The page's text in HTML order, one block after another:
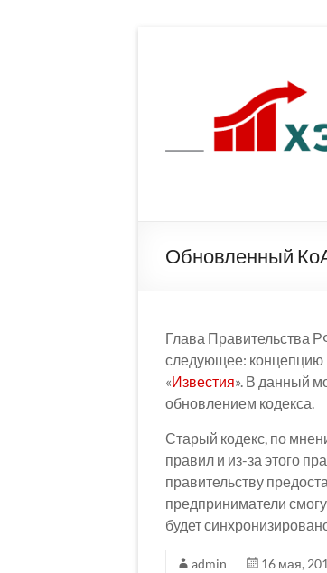
Обновленный
Глава Правительства
следующее: концепцию
«Известия». В данный
обновлением кодекса.
Старый кодекс, по
правил и из-за этого
правительству
предприниматели
будет
admin 16 мая,